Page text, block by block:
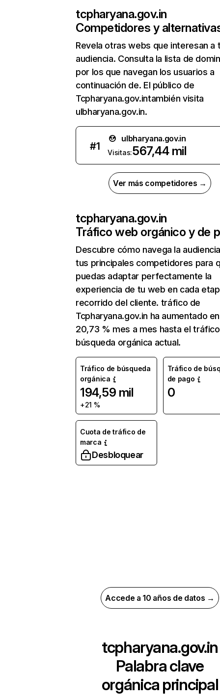
tcpharyana.gov.in
Competidores y
Revela otras webs que interesan a
audiencia. Consulta la lista de
por los que navegan los usuarios a
continuación de. El público de
Tcpharyana.gov.intambién visita
ulbharyana.gov.in.
#1
ulbharyana.gov.in
Visitas:567,44 mil
Ver más competidores →
tcpharyana.gov.in
Tráfico web orgánico y de
Descubre cómo navega la
tus principales competidores para
puedas adaptar perfectamente la
experiencia de tu web en cada
recorrido del cliente. tráfico de
Tcpharyana.gov.in ha aumentado en
20,73 % mes a mes hasta el
búsqueda orgánica actual.
Tráfico de búsqueda
orgánica
194,59 mil
+21 %
Tráfico de
de pago
0
Cuota de tráfico de
marca
Desbloquear
Accede a 10 años de datos →
tcpharyana.gov.in
Palabra clave
orgánica principal